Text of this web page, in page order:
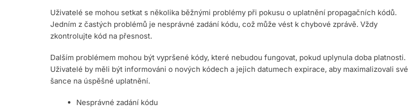
Uživatelé se mohou setkat s několika běžnými problémy při pokusu o uplatnění propagačních kódů.
Jedním z častých problémů je nesprávné zadání kódu, což může vést k chybové zprávě. Vždy
zkontrolujte kód na přesnost.
Dalším problémem mohou být vypršené kódy, které nebudou fungovat, pokud uplynula doba platnosti.
Uživatelé by měli být informováni o nových kódech a jejich datumech expirace, aby maximalizovali své
šance na úspěšné uplatnění.
Nesprávné zadání kódu